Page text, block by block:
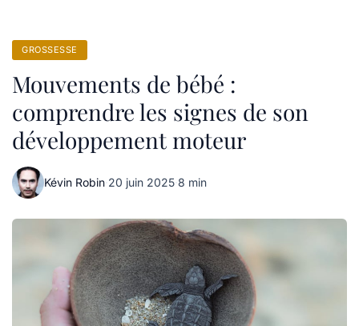
GROSSESSE
Mouvements de bébé :
comprendre les signes de son
développement moteur
Kévin Robin·20 juin 2025·8 min